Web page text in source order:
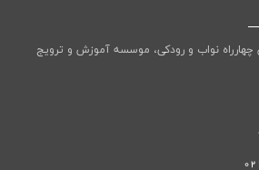
چهارراه نواب و رودکی، موسسه آموزش و ترویج